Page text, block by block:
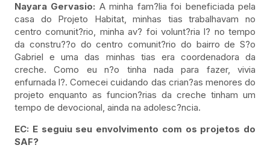
Nayara Gervasio: A minha fam?lia foi beneficiada pela
casa do Projeto Habitat, minhas tias trabalhavam no
centro comunit?rio, minha av? foi volunt?ria l? no tempo
da constru??o do centro comunit?rio do bairro de S?o
Gabriel e uma das minhas tias era coordenadora da
creche. Como eu n?o tinha nada para fazer, vivia
enfurnada l?. Comecei cuidando das crian?as menores do
projeto enquanto as funcion?rias da creche tinham um
tempo de devocional, ainda na adolesc?ncia.
EC: E seguiu seu envolvimento com os projetos do
SAF?